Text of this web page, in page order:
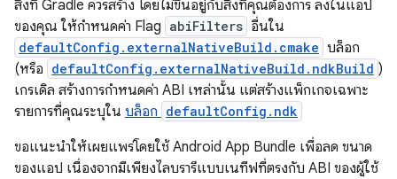
สิ่งที่ Gradle ควรสร้าง โดยไม่ขึ้นอยู่กับสิ่งที่คุณต้องการ ลงในแอป
ของคุณ ให้กำหนดค่า Flag abiFilters อื่นใน
defaultConfig.externalNativeBuild.cmake บล็อก
(หรือ defaultConfig.externalNativeBuild.ndkBuild )
เกรเดิล สร้างการกำหนดค่า ABI เหล่านั้น แต่สร้างแพ็กเกจเฉพาะ
รายการที่คุณระบุใน บล็อก defaultConfig.ndk
ขอแนะนำให้เผยแพร่โดยใช้ Android App Bundle เพื่อลด ขนาด
ของแอป เนื่องจากมีเพียงไลบรารีแบบเนทีฟที่ตรงกับ ABI ของผู้ใช้